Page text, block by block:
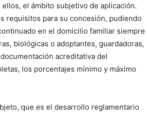
el ámbito subjetivo de aplicación.
requisitos para su concesión, pudiendo
en el domicilio familiar siempre
biológicas o adoptantes, guardadoras,
acreditativa del
los porcentajes mínimo y máximo
que es el desarrollo reglamentario